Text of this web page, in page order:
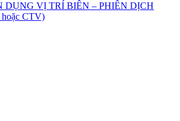
DỤNG VỊ TRÍ BIÊN – PHIÊN DỊCH
CTV)